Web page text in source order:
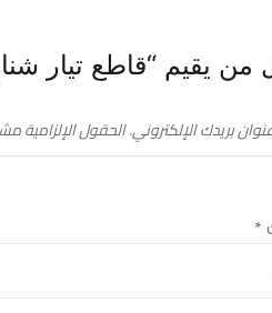
“قاطع تيار شنايدر ثلاثي 20 أمبير –
بريدك الإلكتروني.الحقول الإلزامية
*